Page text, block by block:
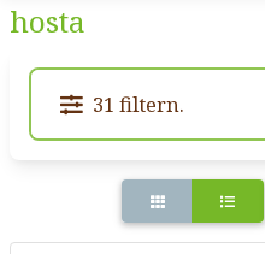
hosta
31 filtern.